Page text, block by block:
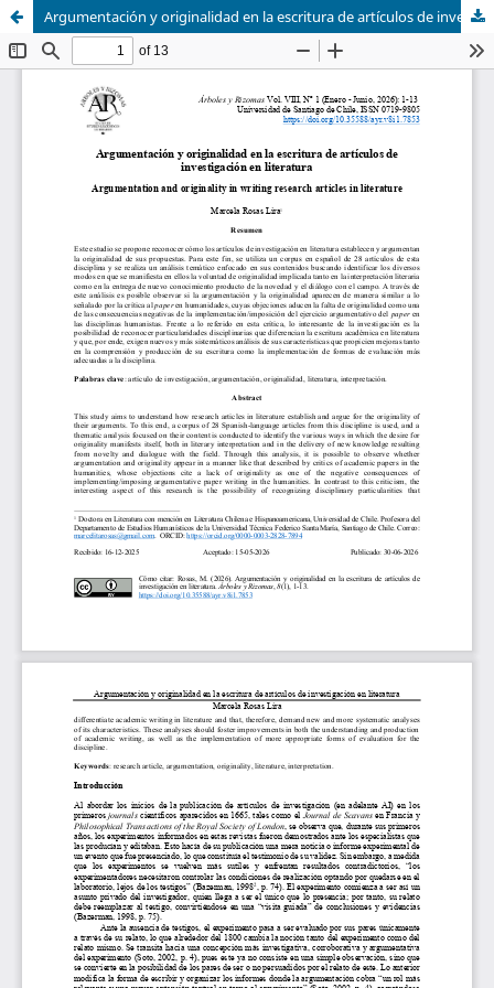
Argumentación y originalidad en la escritura de artículos de investigación en literatura